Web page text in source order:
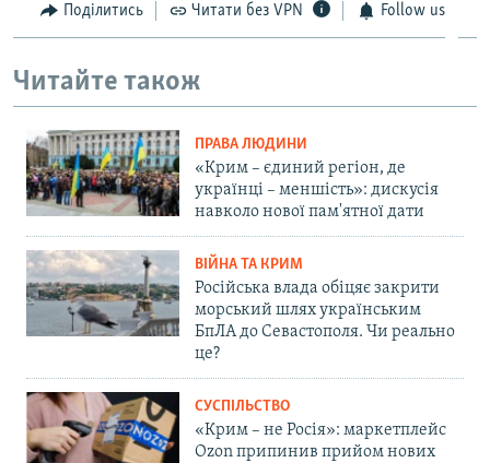
Поділитись Читати без VPN Follow us
Читайте також
ПРАВА ЛЮДИНИ
«Крим – єдиний регіон, де
українці – меншість»: дискусія
навколо нової пам'ятної дати
ВІЙНА ТА КРИМ
Російська влада обіцяє закрити
морський шлях українським
БпЛА до Севастополя. Чи реально
це?
СУСПІЛЬСТВО
«Крим – не Росія»: маркетплейс
Ozon припинив прийом нових